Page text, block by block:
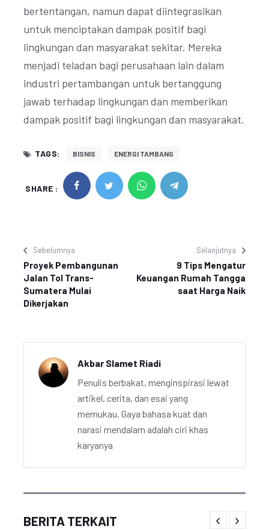
bertentangan, namun dapat diintegrasikan
untuk menciptakan dampak positif bagi
lingkungan dan masyarakat sekitar. Mereka
menjadi teladan bagi perusahaan lain dalam
industri pertambangan untuk bertanggung
jawab terhadap lingkungan dan memberikan
dampak positif bagi lingkungan dan masyarakat.
TAGS: BISNIS ENERGI TAMBANG
SHARE :
Sebelumnya
Proyek Pembangunan
Jalan Tol Trans-
Sumatera Mulai
Dikerjakan
Selanjutnya
9 Tips Mengatur
Keuangan Rumah Tangga
saat Harga Naik
Akbar Slamet Riadi
Penulis berbakat, menginspirasi lewat
artikel, cerita, dan esai yang
memukau. Gaya bahasa kuat dan
narasi mendalam adalah ciri khas
karyanya
BERITA TERKAIT